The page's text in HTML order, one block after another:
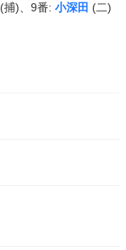
(捕)、9番: 小深田 (二)